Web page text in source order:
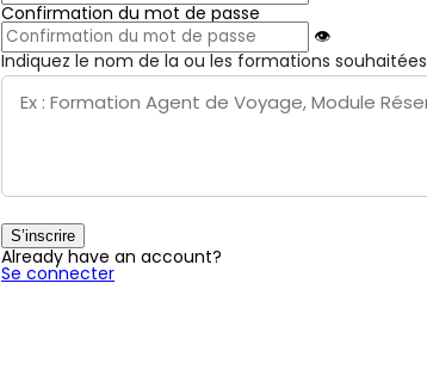
Confirmation du mot de passe
👁
Indiquez le nom de la ou les formations souhaitées
S’inscrire
Already have an account?
Se connecter